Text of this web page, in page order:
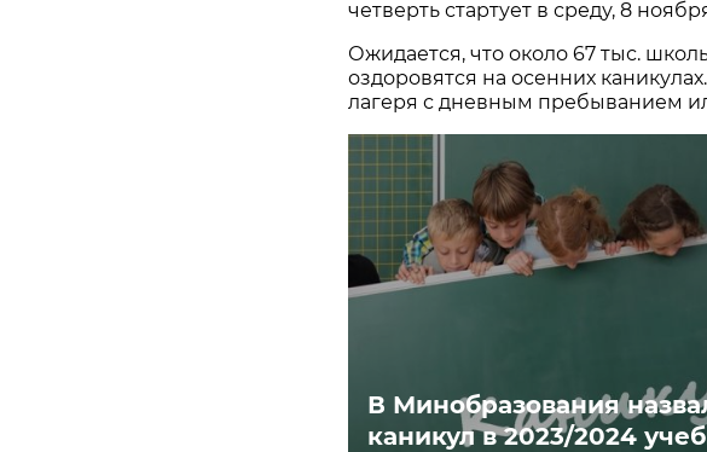
четверть стартует в среду, 8
Ожидается, что около 67 тыс.
оздоровятся на осенних
лагеря с дневным пребыванием
В Минобразования
каникул в 2023/2024